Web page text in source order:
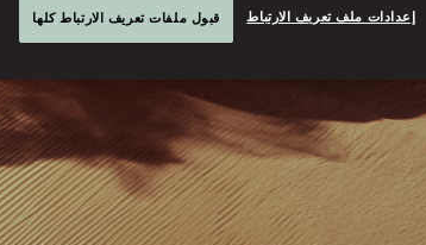
إعدادات ملف تعريف الارتباط قبول ملفات تعريف الارتباط كلها